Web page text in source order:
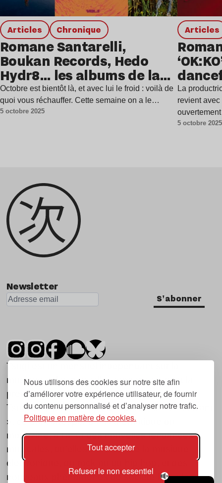
Nous utilisons des cookies sur notre site afin
d’améliorer votre expérience utilisateur, de fournir
du contenu personnalisé et d’analyser notre trafic.
Politique en matière de cookies.
Tout accepter
Refuser le non essentiel
Articles chronique
Romane Santarelli,
Boukan Records, Hedo
Hydr8… les albums de la
semaine
Octobre est bientôt là, et avec lui le froid : voilà de
quoi vous réchauffer. Cette semaine on a le…
5 octobre 2025
Articles
La
revient
avec une
5 octobre 2025
Newsletter
S'abonner
Tsugi est un mensuel indépendant sur la
musique et les nouvelles tendances, dont la
première parution date de 2007.
Tsugi en japonais signifie « prochain », « suivant
», ce qui correspond à la thématique du
magazine, à l’affût des nouvelles tendances
musicales, qu’elles viennent de la musique
électronique, du rock ou du hip hop, et des
nouveaux phénomènes de société liés à la